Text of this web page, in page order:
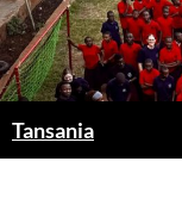
Zum
Inhalt
springen
Tansania